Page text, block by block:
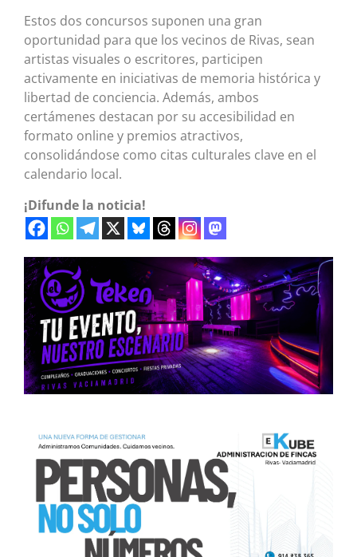
Estos dos concursos suponen una gran
oportunidad para que los vecinos de Rivas, sean
artistas visuales o escritores, participen
activamente en iniciativas de memoria histórica y
libertad de conciencia. Además, ambos
certámenes destacan por su accesibilidad en
formato online y premios atractivos,
consolidándose como citas culturales clave en el
calendario local.
¡Difunde la noticia!